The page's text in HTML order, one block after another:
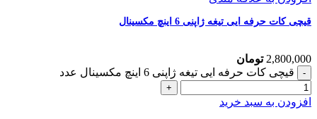
قیچی کات حرفه ایی تیغه ژاپنی 6 اینچ مکسینال
2,800,000 تومان
قیچی کات حرفه ایی تیغه ژاپنی 6 اینچ مکسینال عدد
افزودن به سبد خرید